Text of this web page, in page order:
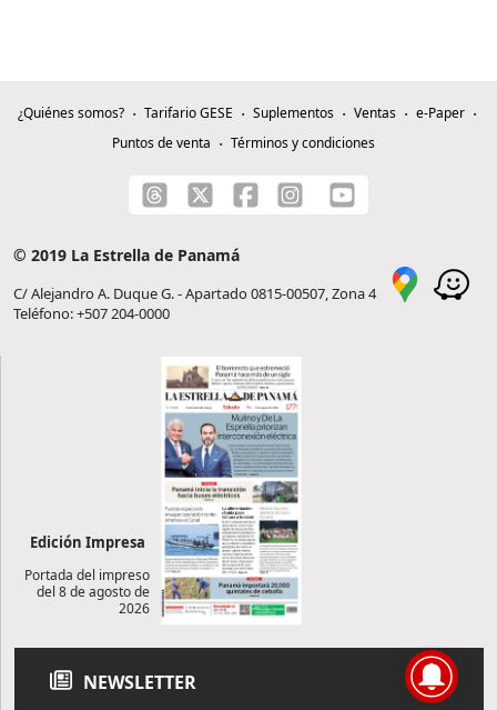
¿Quiénes somos? Tarifario GESE Suplementos Ventas
e-Paper
Puntos de venta
Términos y condiciones
© 2019 La Estrella de Panamá
C/ Alejandro A. Duque G. - Apartado 0815-00507, Zona 4
Teléfono: +507 204-0000
Edición Impresa
Portada del impreso
del 8 de agosto de
2026
NEWSLETTER